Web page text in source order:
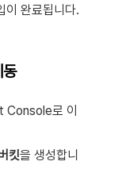
이 완료됩니다.
Console로 이
킷을 생성합니